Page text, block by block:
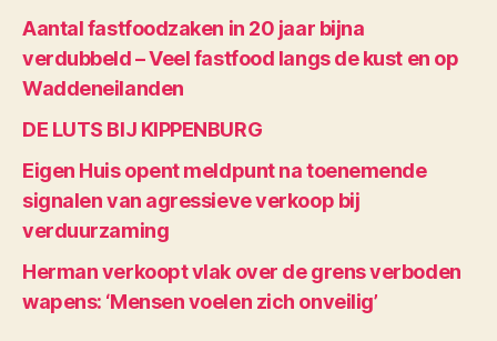
Aantal fastfoodzaken in 20 jaar bijna
verdubbeld – Veel fastfood langs de kust en op
Waddeneilanden
DE LUTS BIJ KIPPENBURG
Eigen Huis opent meldpunt na toenemende
signalen van agressieve verkoop bij
verduurzaming
Herman verkoopt vlak over de grens verboden
wapens: ‘Mensen voelen zich onveilig’